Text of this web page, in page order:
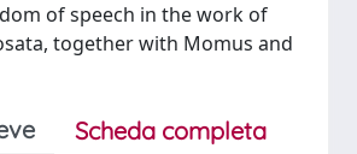
of speech in the work of
together with Momus and
Scheda completa